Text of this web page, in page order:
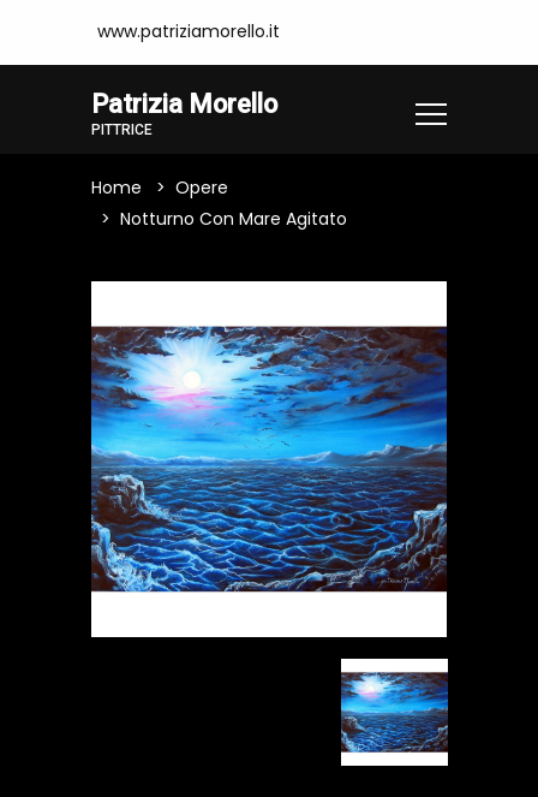
www.patriziamorello.it
Patrizia Morello
PITTRICE
Home
Opere
Notturno Con Mare Agitato